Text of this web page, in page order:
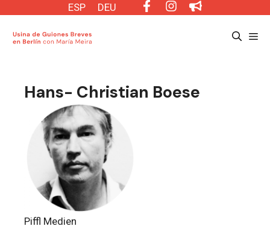
contenido
ESP DEU
Hans- Christian Boese
Piffl Medien